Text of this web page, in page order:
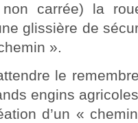
carrée) la
glissière de
».
le
engins
d’un «